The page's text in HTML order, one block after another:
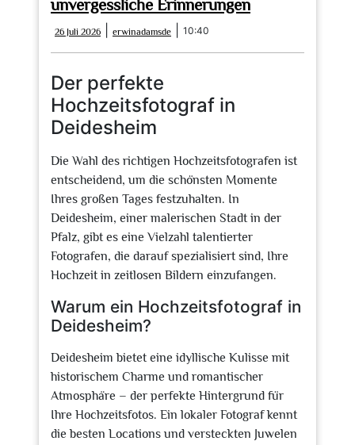
unvergessliche Erinnerungen
26 Juli 2026
Juli
2026
erwinadamsde erwinadamsde
10:40
Der perfekte
Hochzeitsfotograf in
Deidesheim
Die Wahl des richtigen Hochzeitsfotografen ist
entscheidend, um die schönsten Momente
Ihres großen Tages festzuhalten. In
Deidesheim, einer malerischen Stadt in der
Pfalz, gibt es eine Vielzahl talentierter
Fotografen, die darauf spezialisiert sind, Ihre
Hochzeit in zeitlosen Bildern einzufangen.
Warum ein Hochzeitsfotograf in
Deidesheim?
Deidesheim bietet eine idyllische Kulisse mit
historischem Charme und romantischer
Atmosphäre – der perfekte Hintergrund für
Ihre Hochzeitsfotos. Ein lokaler Fotograf kennt
die besten Locations und versteckten Juwelen